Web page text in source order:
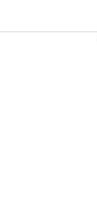
Raspberry, American